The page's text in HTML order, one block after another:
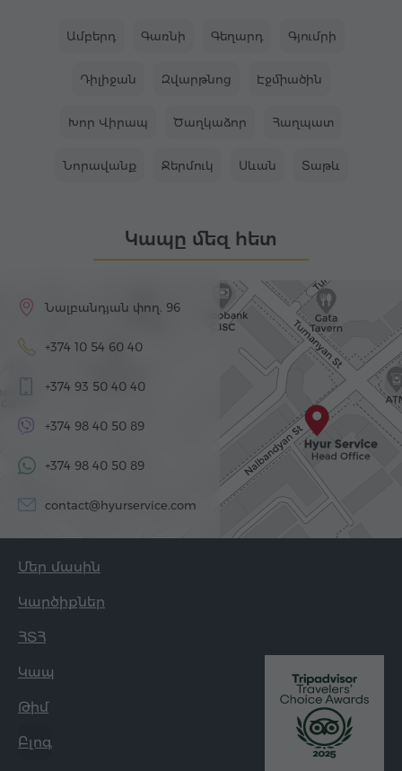
Ամբերդ Գառնի Գեղարդ Գյումրի
Դիլիջան Զվարթնոց Էջմիածին
Խոր Վիրապ Ծաղկաձոր Հաղպատ
Նորավանք Ջերմուկ Սևան Տաթև
Կապը մեզ հետ
Նալբանդյան փող. 96
+374 10 54 60 40
+374 93 50 40 40
+374 98 40 50 89
+374 98 40 50 89
contact@hyurservice.com
Մեր մասին
Կարծիքներ
ՀՏՀ
Կապ
Թիմ
Բլոգ